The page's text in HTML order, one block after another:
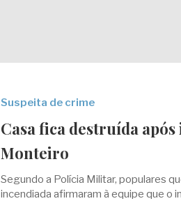
Suspeita de crime
Casa fica destruída
Monteiro
Segundo a Polícia Militar, populares
incendiada afirmaram à equipe que o